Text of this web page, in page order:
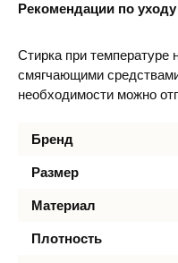
Рекомендации по уходу
Стирка при
смягчающими
необходимости можно
Бренд
Размер
Материал
Плотность